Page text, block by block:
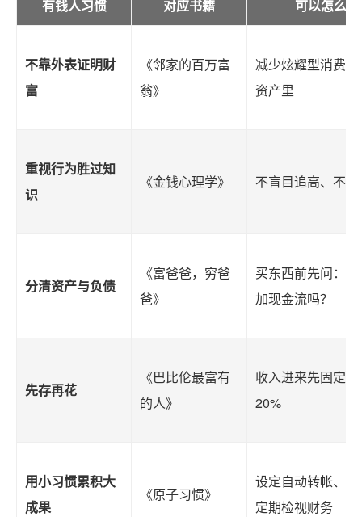
有钱人习惯 对应书籍 可以怎么
不靠外表证明财
富
《邻家的百万富
翁》
减少炫耀型消费
资产里
重视行为胜过知
识
《金钱心理学》 不盲目追高、不
分清资产与负债
《富爸爸，穷爸
爸》
买东西前先问：
加现金流吗？
先存再花
《巴比伦最富有
的人》
收入进来先固定
20%
用小习惯累积大
成果
《原子习惯》
设定自动转帐、
定期检视财务